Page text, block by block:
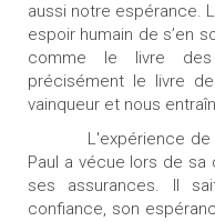
aussi notre espérance.
espoir humain de s’en
comme le livre des
précisément le livre
vainqueur et nous
L'expérience
Paul a vécue lors de
ses assurances. Il
confiance, son